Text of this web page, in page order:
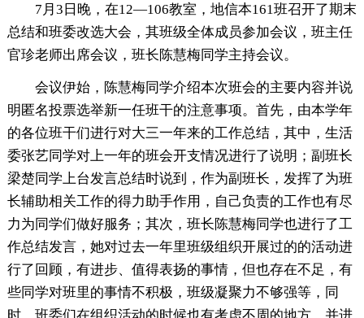
7月3日晚，在12—106教室，地信本161班召开了期末
总结和班委改选大会，其班级全体成员参加会议，班主任
官珍老师出席会议，班长陈慧梅同学主持会议。
会议伊始，陈慧梅同学介绍本次班会的主要内容并说
明匿名投票选举新一任班干的注意事项。首先，由本学年
的各位班干们进行对大三一年来的工作总结，其中，生活
委张艺同学对上一年的班会开支情况进行了说明；副班长
梁楚同学上台发言总结时说到，作为副班长，发挥了为班
长辅助相关工作的得力助手作用，自己负责的工作也有尽
力为同学们做好服务；其次，班长陈慧梅同学也进行了工
作总结发言，她对过去一年里班级组织开展过的的活动进
行了回顾，有进步、值得表扬的事情，但也存在不足，有
些同学对班里的事情不积极，班级凝聚力不够强等，同